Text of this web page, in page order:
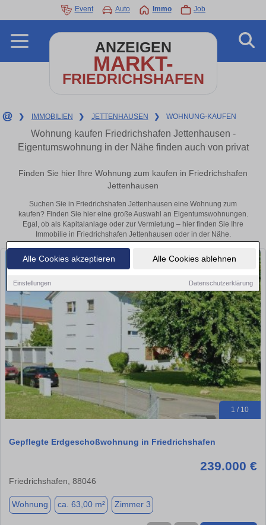
Alle Cookies akzeptieren Alle Cookies ablehnen
Einstellungen Datenschutzerklärung
Event Auto Immo Job
ANZEIGEN
MARKT-
FRIEDRICHSHAFEN
❯ IMMOBILIEN ❯ JETTENHAUSEN ❯ WOHNUNG-KAUFEN
Wohnung kaufen Friedrichshafen Jettenhausen -
Eigentumswohnung in der Nähe finden auch von privat
Finden Sie hier Ihre Wohnung zum kaufen in Friedrichshafen
Jettenhausen
Suchen Sie in Friedrichshafen Jettenhausen eine Wohnung zum
kaufen? Finden Sie hier eine große Auswahl an Eigentumswohnungen.
Egal, ob als Kapitalanlage oder zur Vermietung – hier finden Sie Ihre
Immobilie in Friedrichshafen Jettenhausen oder in der Nähe.
1 / 10
Gepflegte Erdgeschoßwohnung in Friedrichshafen
239.000 €
Friedrichshafen, 88046
Wohnung ca. 63,00 m² Zimmer 3